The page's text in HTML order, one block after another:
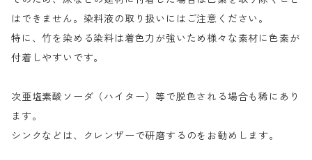
マ行
絹・羊毛を染める染料
はできません。染料液の取り扱いにはご注意ください。
特に、竹を染める染料は着色力が強いため様々な素材に色素が
付着しやすいです。
次亜塩素酸ソーダ（ハイター）等で脱色される場合も稀にあり
ます。
シンクなどは、クレンザーで研磨するのをお勧めします。